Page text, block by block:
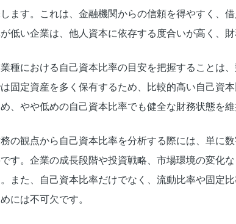
ます。これは、金融機関からの信頼を得やすく、
低い企業は、他人資本に依存する度合いが高く、
種における自己資本比率の目安を把握することは
固定資産を多く保有するため、比較的高い自己資
、やや低めの自己資本比率でも健全な財務状態を維
の観点から自己資本比率を分析する際には、単に
す。企業の成長段階や投資戦略、市場環境の変化
また、自己資本比率だけでなく、流動比率や固定
には不可欠です。